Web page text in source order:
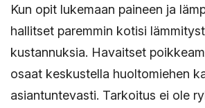
Kun opit lukemaan paineen ja
hallitset paremmin kotisi
kustannuksia. Havaitset
osaat keskustella huoltomiehen
asiantuntevasti. Tarkoitus ei ole